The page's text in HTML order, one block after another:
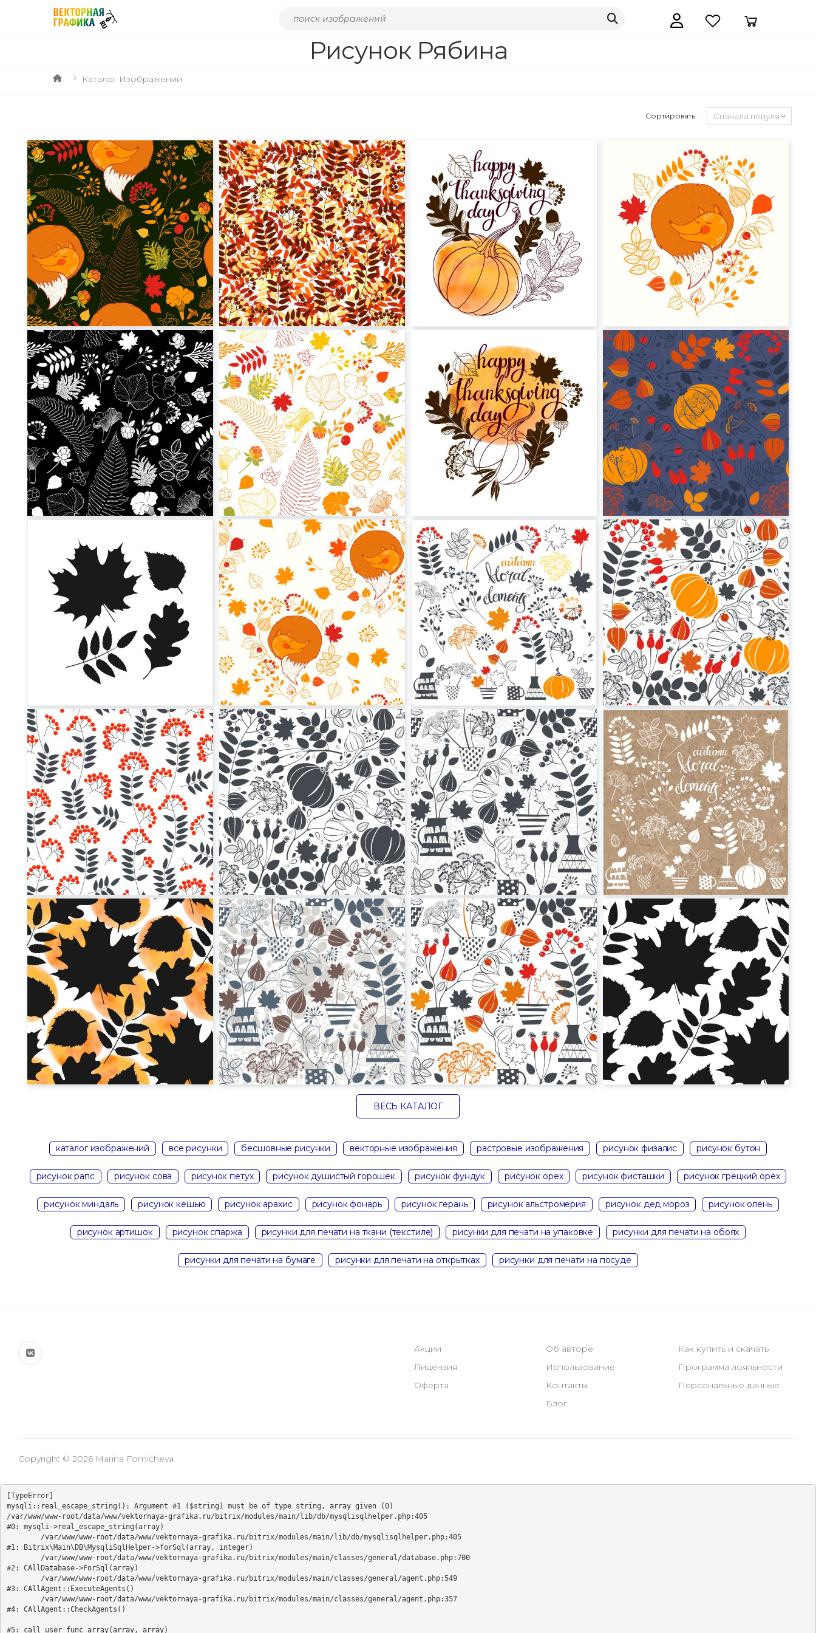
Рисунок Рябина
Каталог Изображений
Сортировать:
ВЕСЬ КАТАЛОГ
каталог изображений все рисунки бесшовные рисунки векторные изображения растровые изображения рисунок физалис рисунок бутон
рисунок рапс рисунок сова рисунок петух рисунок душистый горошек рисунок фундук рисунок орех рисунок фисташки рисунок грецкий орех
рисунок миндаль рисунок кешью рисунок арахис рисунок фонарь рисунок герань рисунок альстромерия рисунок дед мороз рисунок олень
рисунок артишок рисунок спаржа рисунки для печати на ткани (текстиле) рисунки для печати на упаковке рисунки для печати на обоях
рисунки для печати на бумаге рисунки для печати на открытках рисунки для печати на посуде
Акции
Лицензия
Оферта
Об авторе
Использование
Контакты
Блог
Как купить и скачать
Программа лояльности
Персональные данные
Copyright © 2026 Marina Fomicheva
[TypeError]
mysqli::real_escape_string(): Argument #1 ($string) must be of type string, array given (0)
/var/www/www-root/data/www/vektornaya-grafika.ru/bitrix/modules/main/lib/db/mysqlisqlhelper.php:405
#0: mysqli->real_escape_string(array)
#1: Bitrix\Main\DB\MysqliSqlHelper->forSql(array, integer)
#2: CAllDatabase->ForSql(array)
#3: CAllAgent::ExecuteAgents()
#4: CAllAgent::CheckAgents()
#5: call_user_func_array(array, array)